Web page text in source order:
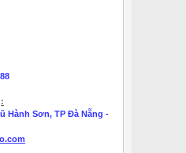
Hành Sơn, TP Đà Nẵng -